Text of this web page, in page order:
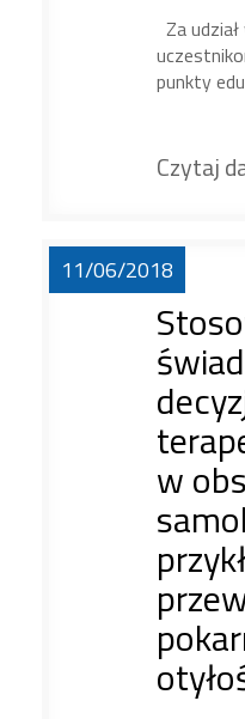
Za
punkty
Czytaj
11/06/2018
w